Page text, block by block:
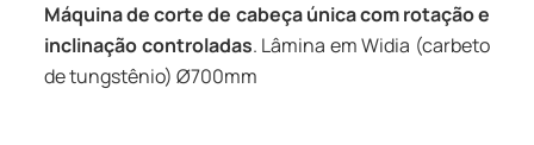
Máquina de corte de cabeça única com rotação e
inclinação controladas. Lâmina em Widia (carbeto
de tungstênio) Ø700mm